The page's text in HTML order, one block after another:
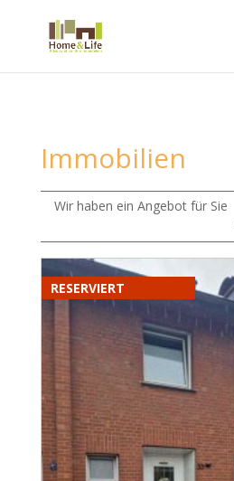
Immobilien
Wir haben ein Angebot für Sie
RESERVIERT